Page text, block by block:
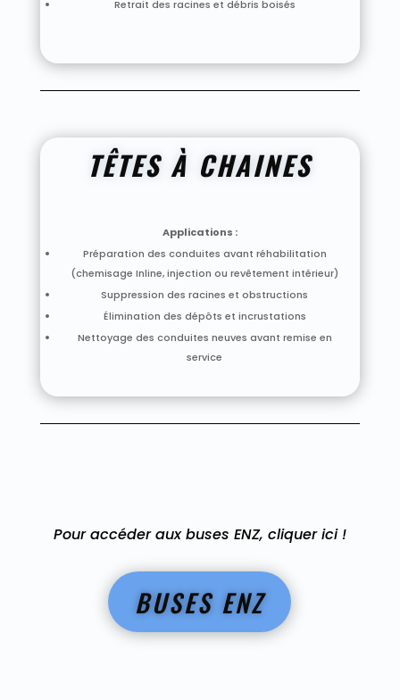
Retrait des racines et débris boisés
TÊTES À CHAINES
Applications :
Préparation des conduites avant réhabilitation
(chemisage Inline, injection ou revêtement intérieur)
Suppression des racines et obstructions
Élimination des dépôts et incrustations
Nettoyage des conduites neuves avant remise en
service
Pour accéder aux buses ENZ, cliquer ici !
BUSES ENZ